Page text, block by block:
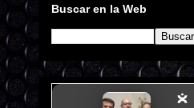
Buscar en la Web